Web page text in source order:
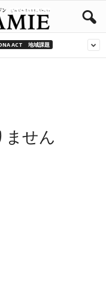
ACT 地域課題
ません